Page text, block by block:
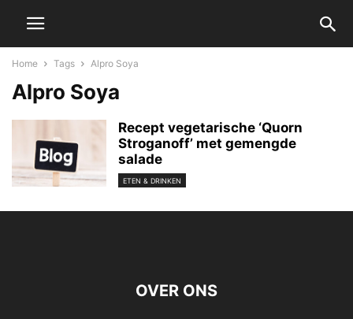
Home Tags Alpro Soya
Alpro Soya
Recept vegetarische ‘Quorn
Stroganoff’ met gemengde
salade
ETEN & DRINKEN
OVER ONS